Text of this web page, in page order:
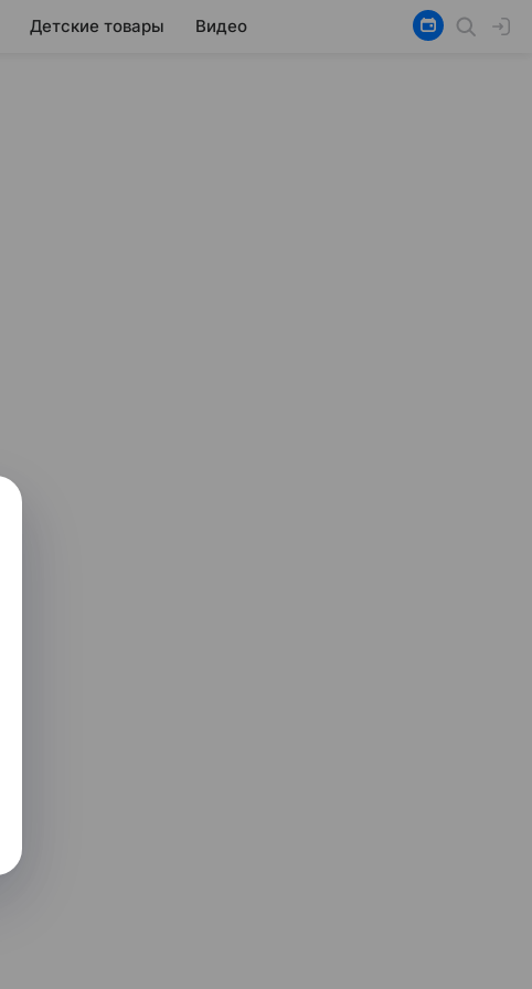
Детские товары Видео